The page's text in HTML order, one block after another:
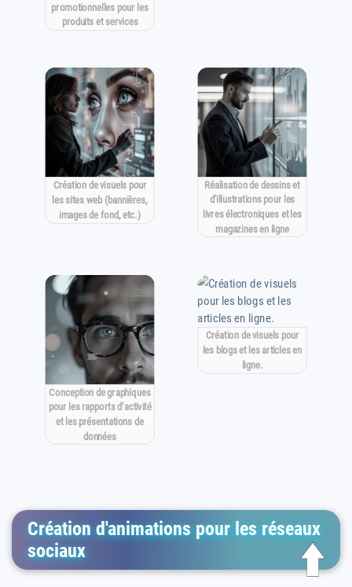
promotionnelles pour les
produits et services
Création de visuels pour
les sites web (bannières,
images de fond, etc.)
Réalisation de dessins et
d'illustrations pour les
livres électroniques et les
magazines en ligne
Conception de graphiques
pour les rapports d'activité
et les présentations de
données
Création de visuels pour
les blogs et les articles en
ligne.
Création d'animations pour les réseaux
sociaux